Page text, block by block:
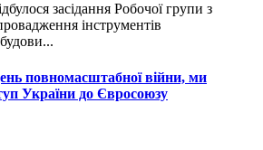
інструментів
повномасштабної війни, ми
України до Євросоюзу